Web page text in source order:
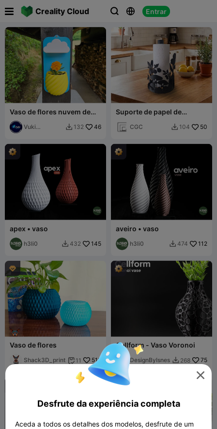
Creality Cloud   Entrar
 
Vaso de flores nuvem de
chuva
Vuki
 132 46
Suporte de papel de
CGC  104 50
apex • vaso
h3li0  432 145
aveiro • vaso
h3li0  474 112

Vaso de flores
Shack3D_print  11 512
Cellform - Vaso Voronoi
DesignByIsnes  268 75

Desfrute da experiência completa
Aceda a todos os detalhes dos modelos, desfrute de um